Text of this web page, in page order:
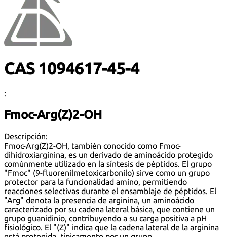
CAS 1094617-45-4
:
Fmoc-Arg(Z)2-OH
Descripción:
Fmoc-Arg(Z)2-OH, también conocido como Fmoc-
dihidroxiarginina, es un derivado de aminoácido protegido
comúnmente utilizado en la síntesis de péptidos. El grupo
"Fmoc" (9-fluorenilmetoxicarbonilo) sirve como un grupo
protector para la funcionalidad amino, permitiendo
reacciones selectivas durante el ensamblaje de péptidos. El
"Arg" denota la presencia de arginina, un aminoácido
caracterizado por su cadena lateral básica, que contiene un
grupo guanidinio, contribuyendo a su carga positiva a pH
fisiológico. El "(Z)" indica que la cadena lateral de la arginina